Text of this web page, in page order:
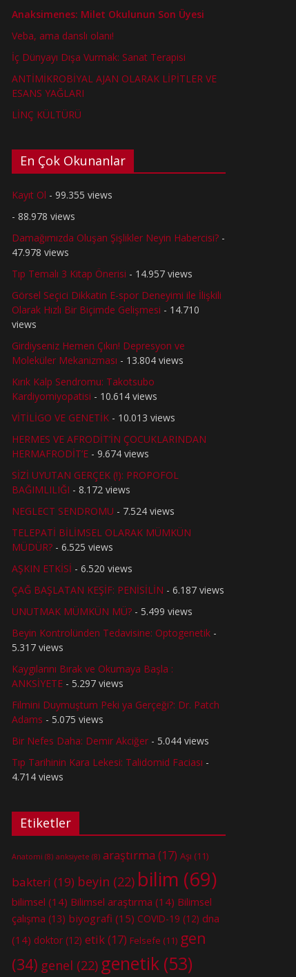
Anaksimenes: Milet Okulunun Son Üyesi
Veba, ama danslı olanı!
İç Dünyayı Dışa Vurmak: Sanat Terapisi
ANTİMİKROBİYAL AJAN OLARAK LİPİTLER VE
ESANS YAĞLARI
LİNÇ KÜLTÜRÜ
En Çok Okunanlar
Kayıt Ol - 99.355 views
- 88.978 views
Damağımızda Oluşan Şişlikler Neyin Habercisi? -
47.978 views
Tıp Temalı 3 Kitap Önerisi - 14.957 views
Görsel Seçici Dikkatin E-spor Deneyimi ile İlişkili
Olarak Hızlı Bir Biçimde Gelişmesi - 14.710
views
Girdiyseniz Hemen Çıkın! Depresyon ve
Moleküler Mekanizması - 13.804 views
Kırık Kalp Sendromu: Takotsubo
Kardiyomiyopatisi - 10.614 views
VİTİLİGO VE GENETİK - 10.013 views
HERMES VE AFRODİT’İN ÇOCUKLARINDAN
HERMAFRODİT’E - 9.674 views
SİZİ UYUTAN GERÇEK (!): PROPOFOL
BAĞIMLILIĞI - 8.172 views
NEGLECT SENDROMU - 7.524 views
TELEPATİ BİLİMSEL OLARAK MÜMKÜN
MÜDÜR? - 6.525 views
AŞKIN ETKİSİ - 6.520 views
ÇAĞ BAŞLATAN KEŞİF: PENİSİLİN - 6.187 views
UNUTMAK MÜMKÜN MÜ? - 5.499 views
Beyin Kontrolünden Tedavisine: Optogenetik -
5.317 views
Kaygılarını Bırak ve Okumaya Başla :
ANKSİYETE - 5.297 views
Filmini Duymuştum Peki ya Gerçeği?: Dr. Patch
Adams - 5.075 views
Bir Nefes Daha: Demir Akciğer - 5.044 views
Tıp Tarihinin Kara Lekesi: Talidomid Faciası -
4.714 views
Etiketler
Anatomi (8) anksiyete (8) araştırma (17) Aşı (11)
bakteri (19) beyin (22) bilim (69)
bilimsel (14) Bilimsel araştırma (14) Bilimsel
çalışma (13) biyografi (15) COVID-19 (12) dna
(14) doktor (12) etik(17) Felsefe (11) gen
(34) genel (22) genetik (53)